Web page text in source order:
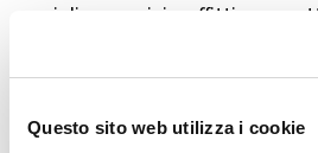
Questo sito web utilizza i cookie
maiolica, camini, soffitti a
🎟️ Orari, biglietti e